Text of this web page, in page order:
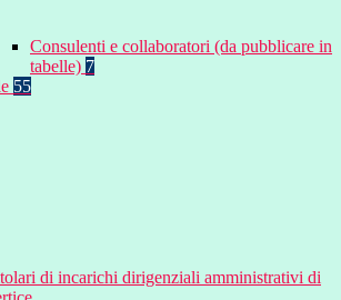
Consulenti e collaboratori (da pubblicare in
tabelle) 7
55
di incarichi dirigenziali amministrativi di